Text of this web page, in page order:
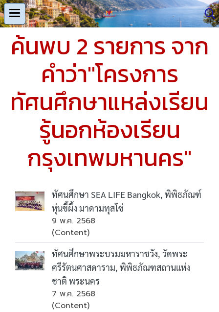
ค้นพบ 2 รายการ จาก
คำว่า"โครงการ
ทัศนศึกษาแหล่งเรียน
รู้นอกห้องเรียน
กรุงเทพมหานคร"
ทัศนศึกษา SEA LIFE Bangkok, พิพิธภัณฑ์
หุ่นขี้ผึ้ง มาดามทุสโซ่
9 พ.ค. 2568
(Content)
ทัศนศึกษาพระบรมมหาราชวัง, วัดพระ
ศรีรัตนศาสดาราม, พิพิธภัณฑสถานแห่ง
ชาติ พระนคร
7 พ.ค. 2568
(Content)